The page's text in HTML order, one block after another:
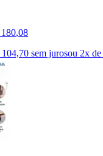
180,08
sem jurosou 2x de